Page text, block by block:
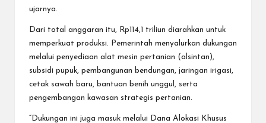
ujarnya.
Dari total anggaran itu, Rp114,1 triliun diarahkan untuk
memperkuat produksi. Pemerintah menyalurkan dukungan
melalui penyediaan alat mesin pertanian (alsintan),
subsidi pupuk, pembangunan bendungan, jaringan irigasi,
cetak sawah baru, bantuan benih unggul, serta
pengembangan kawasan strategis pertanian.
“Dukungan ini juga masuk melalui Dana Alokasi Khusus